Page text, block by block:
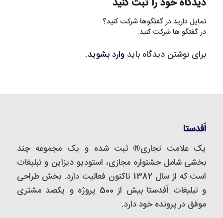
تمایل دارید در گفتگوها شرکت کنید؟
در گفتگو ها شرکت کنید.
برای نوشتن دیدگاه بایدوارد بشوید.
اَفدستا
یک علامت تجاری® ثبت شده و یک مجموعه‌ چند
بخشی شامل جشنواره مجازی، استودیو دیزاین و تبلیغات
است که از سال 1382 تاکنون فعالیت دارد. بخش طراحی
و تبلیغات اَفدستا بیش از 500 پروژه و یکصد مشتری
موفق در پرونده خود دارد.